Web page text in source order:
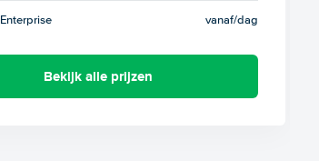
Enterprise vanaf/dag
Bekijk alle prijzen